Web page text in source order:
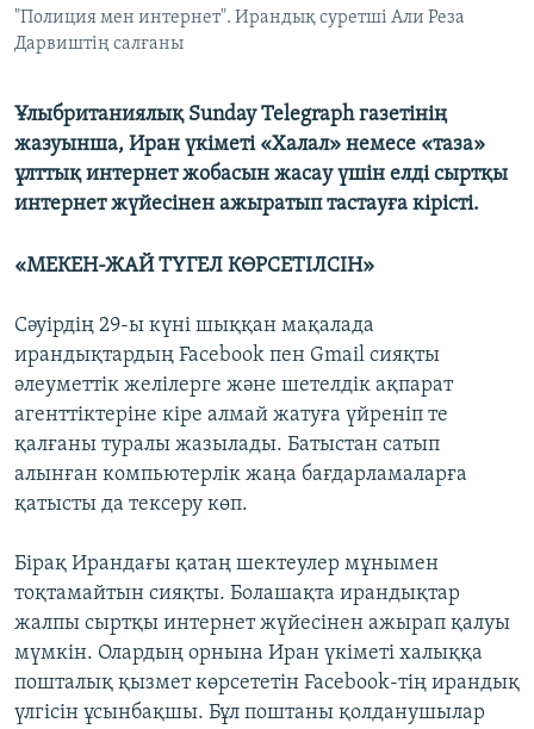
"Полиция мен интернет". Ирандық суретші Али Реза
Дарвиштің салғаны
Ұлыбританиялық Sunday Telegraph газетінің
жазуынша, Иран үкіметі «Халал» немесе «таза»
ұлттық интернет жобасын жасау үшін елді сыртқы
интернет жүйесінен ажыратып тастауға кірісті.
«МЕКЕН-ЖАЙ ТҮГЕЛ КӨРСЕТІЛСІН»
Сәуірдің 29-ы күні шыққан мақалада
ирандықтардың Facebook пен Gmaіl сияқты
әлеуметтік желілерге және шетелдік ақпарат
агенттіктеріне кіре алмай жатуға үйреніп те
қалғаны туралы жазылады. Батыстан сатып
алынған компьютерлік жаңа бағдарламаларға
қатысты да тексеру көп.
Бірақ Ирандағы қатаң шектеулер мұнымен
тоқтамайтын сияқты. Болашақта ирандықтар
жалпы сыртқы интернет жүйесінен ажырап қалуы
мүмкін. Олардың орнына Иран үкіметі халыққа
пошталық қызмет көрсететін Facebook-тің ирандық
үлгісін ұсынбақшы. Бұл поштаны қолданушылар